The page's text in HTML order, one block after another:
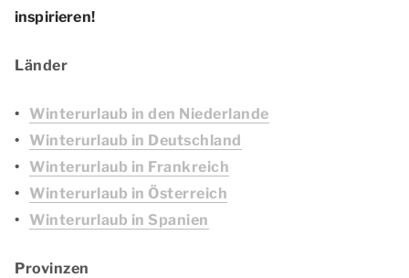
inspirieren!
Länder
Winterurlaub in den Niederlande
Winterurlaub in Deutschland
Winterurlaub in Frankreich
Winterurlaub in Österreich
Winterurlaub in Spanien
Provinzen